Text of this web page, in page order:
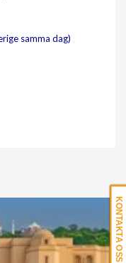
samma dag)
KONTAKTA OSS